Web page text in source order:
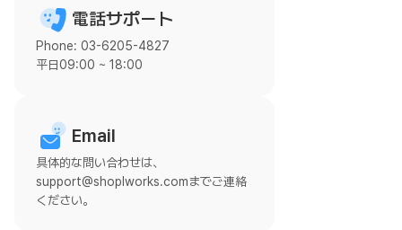
電話サポート
Phone: 03-6205-4827
平日09:00 ~ 18:00
Email
具体的な問い合わせは、
support@shoplworks.comまでご連絡
ください。